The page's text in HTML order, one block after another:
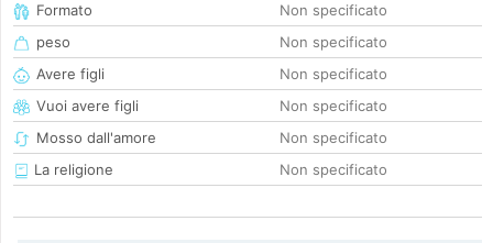
Formato
Non specificato
peso
Non specificato
Avere figli
Non specificato
Vuoi avere figli
Non specificato
Mosso dall'amore
Non specificato
La religione
Non specificato